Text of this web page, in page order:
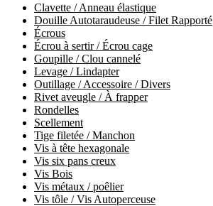
Clavette / Anneau élastique
Douille Autotaraudeuse / Filet Rapporté
Écrous
Écrou à sertir / Écrou cage
Goupille / Clou cannelé
Levage / Lindapter
Outillage / Accessoire / Divers
Rivet aveugle / À frapper
Rondelles
Scellement
Tige filetée / Manchon
Vis à tête hexagonale
Vis six pans creux
Vis Bois
Vis métaux / poêlier
Vis tôle / Vis Autoperceuse